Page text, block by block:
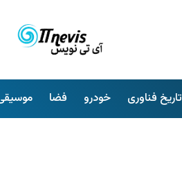
تاریخ فناوری خودرو فضا